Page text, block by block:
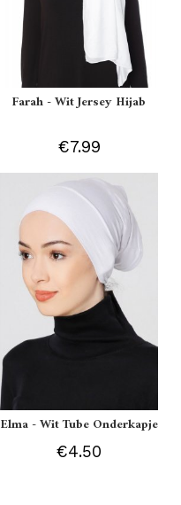
Farah - Wit Jersey Hijab
€7.99
Elma - Wit Tube Onderkapje
€4.50